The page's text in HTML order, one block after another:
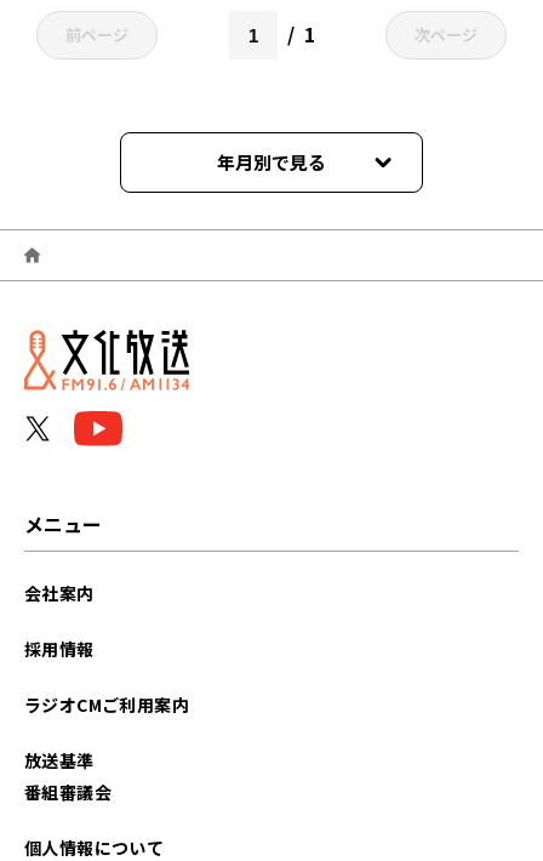
前ページ 1 次ページ
年月別で見る
2026年05月
2026年04月
2026年02月
2024年06月
メニュー
会社案内
採用情報
ラジオCMご利用案内
放送基準
番組審議会
個人情報について